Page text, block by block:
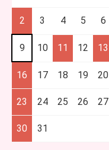
2 3 4 5 6
9 10 11 12 13
16 17 18 19 20
23 24 25 26 27
30 31